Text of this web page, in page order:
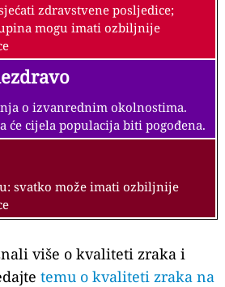
zdravstvene posljedice;
mogu imati ozbiljnije
o izvanrednim okolnostima.
će cijela populacija biti pogođena.
svatko može imati ozbiljnije
više o kvaliteti zraka i
temu o kvaliteti zraka na